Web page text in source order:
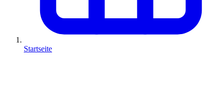
Startseite